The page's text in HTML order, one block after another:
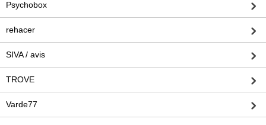
Psychobox
rehacer
SIVA / avis
TROVE
Varde77